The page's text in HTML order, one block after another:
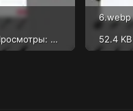
66.7 KB · Просмотры: 600
6.webp